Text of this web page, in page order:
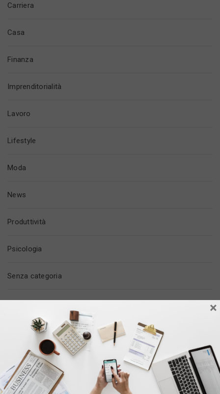
Carriera
Casa
Finanza
Imprenditorialità
Lavoro
Lifestyle
Moda
News
Produttività
Psicologia
Senza categoria
Tech & Social
Tempo Libero
Trovare Lavoro
Vita In Ufficio
×